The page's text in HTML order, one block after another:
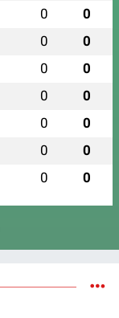
0 0
0 0
0 0
0 0
0 0
0 0
0 0